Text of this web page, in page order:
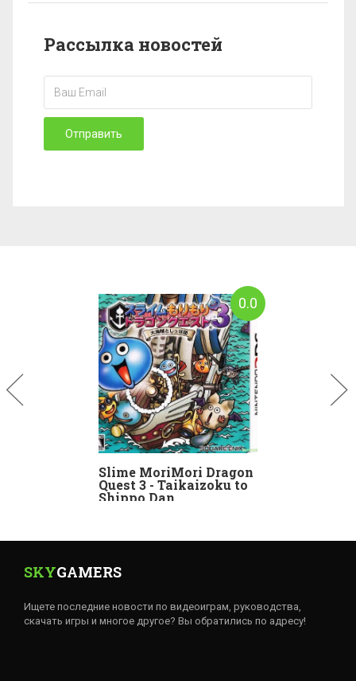
Рассылка новостей
Отправить
Slime MoriMori Dragon
Quest 3 - Taikaizoku to
Shippo Dan
0.0
SKYGAMERS
Ищете последние новости по видеоиграм, руководства,
скачать игры и многое другое? Вы обратились по адресу!